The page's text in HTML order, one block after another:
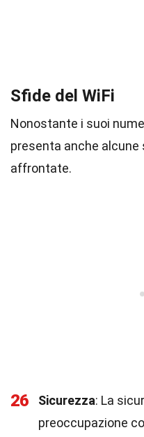
Sfide del WiFi
Nonostante i suoi
presenta anche alcune
affrontate.
26 Sicurezza: La
preoccupazione